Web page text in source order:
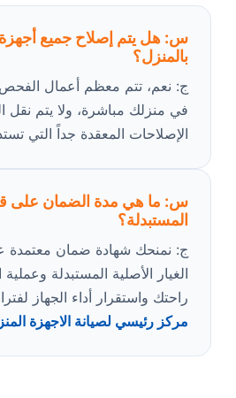
س: هل يتم إصلاح جميع أجهزة
بالمنزل؟
ج: نعم، تتم معظم أعمال الفحص و
في منزلك مباشرة، ولا يتم نقل
الإصلاحات المعقدة جداً التي
س: ما هي مدة الضمان على
المستبدلة؟
ج: نمنحك شهادة ضمان معتمدة
الغيار الأصلية المستبدلة
راحتك واستقرار أداء الجهاز
مركز رئيسي لصيانة الاجهزة